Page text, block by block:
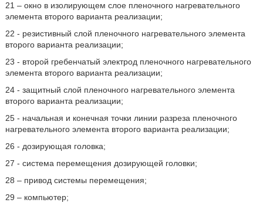
21 – окно в изолирующем слое пленочного нагревательного
элемента второго варианта реализации;
22 - резистивный слой пленочного нагревательного элемента
второго варианта реализации;
23 - второй гребенчатый электрод пленочного нагревательного
элемента второго варианта реализации;
24 - защитный слой пленочного нагревательного элемента
второго варианта реализации;
25 - начальная и конечная точки линии разреза пленочного
нагревательного элемента второго варианта реализации;
26 - дозирующая головка;
27 - система перемещения дозирующей головки;
28 – привод системы перемещения;
29 – компьютер;